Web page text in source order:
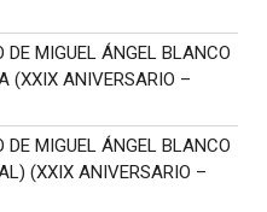
DE MIGUEL ÁNGEL BLANCO
(XXIX ANIVERSARIO –
DE MIGUEL ÁNGEL BLANCO
(XXIX ANIVERSARIO –